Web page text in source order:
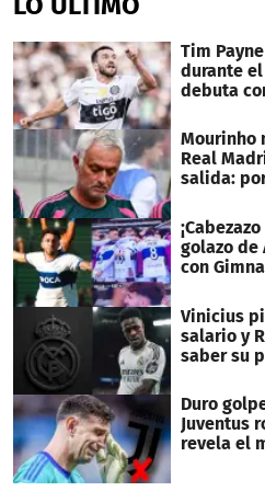
34
Tim
durante
debuta
Mourinho
Real
salida:
golazo de
con
Vinicius
salario y
saber su
Duro
Juventus
revela el